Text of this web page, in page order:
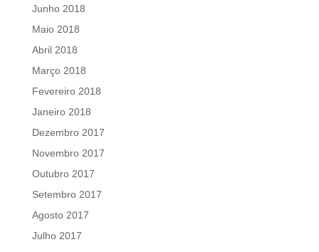
Junho 2018
Maio 2018
Abril 2018
Março 2018
Fevereiro 2018
Janeiro 2018
Dezembro 2017
Novembro 2017
Outubro 2017
Setembro 2017
Agosto 2017
Julho 2017